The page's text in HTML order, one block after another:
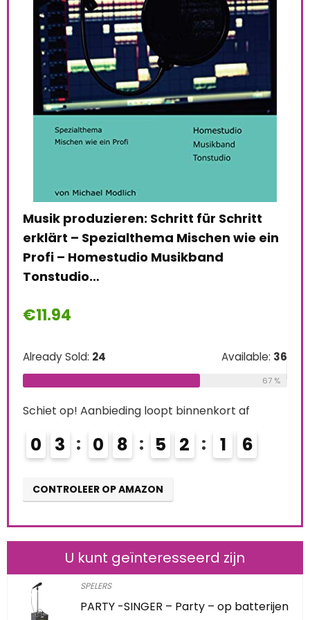
Musik produzieren: Schritt für Schritt
erklärt – Spezialthema Mischen wie ein
Profi – Homestudio Musikband
Tonstudio…
€11.94
Already Sold: 24 Available: 36
67 %
Schiet op! Aanbieding loopt binnenkort af
0 3 0 8 5 2 1 4
5
CONTROLEER OP AMAZON
U kunt geïnteresseerd zijn
SPELERS
PARTY -SINGER – Party – op batterijen